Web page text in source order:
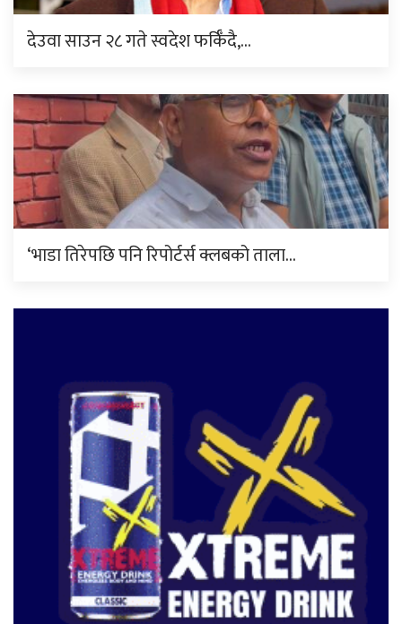
देउवा साउन २८ गते स्वदेश फर्किँदै,…
‘भाडा तिरेपछि पनि रिपोर्टर्स क्लबको ताला…